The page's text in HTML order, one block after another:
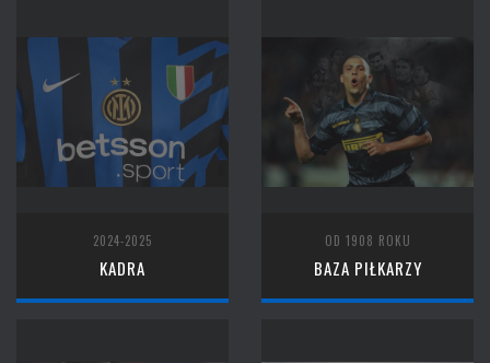
2024-2025
KADRA
OD 1908 ROKU
BAZA PIŁKARZY